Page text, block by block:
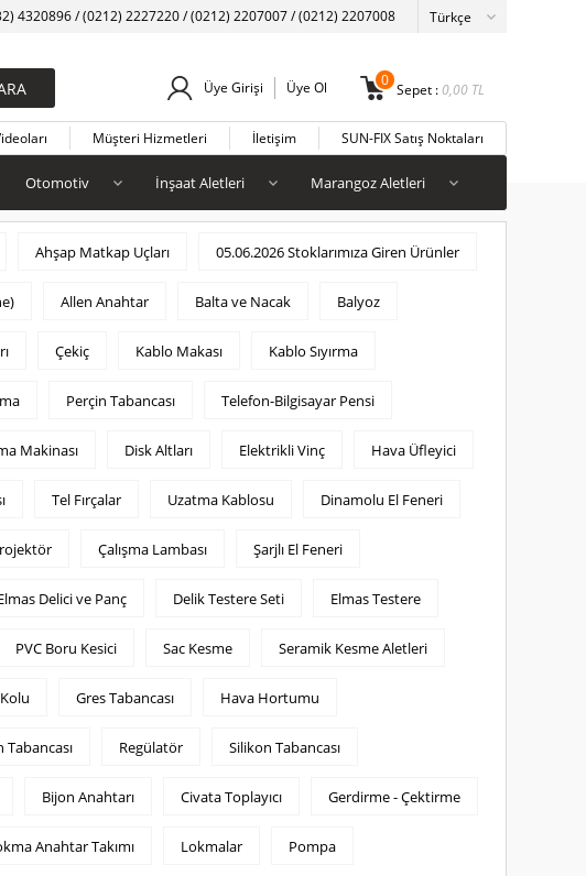
4320896 / (0212) 2227220 / (0212) 2207007 / (0212) 2207008
0
Sepet : 0,00 TL
Üye Girişi Üye Ol
Müşteri Hizmetleri İletişim SUN-FIX Satış Noktaları
Otomotiv İnşaat Aletleri Marangoz Aletleri
Ahşap Matkap Uçları 05.06.2026 Stoklarımıza Giren Ürünler
Allen Anahtar Balta ve Nacak Balyoz
Çekiç Kablo Makası Kablo Sıyırma
Perçin Tabancası Telefon-Bilgisayar Pensi
Makinası Disk Altları Elektrikli Vinç Hava Üfleyici
Tel Fırçalar Uzatma Kablosu Dinamolu El Feneri
Çalışma Lambası Şarjlı El Feneri
Delici ve Panç Delik Testere Seti Elmas Testere
PVC Boru Kesici Sac Kesme Seramik Kesme Aletleri
Kolu Gres Tabancası Hava Hortumu
Tabancası Regülatör Silikon Tabancası
Bijon Anahtarı Civata Toplayıcı Gerdirme - Çektirme
Anahtar Takımı Lokmalar Pompa